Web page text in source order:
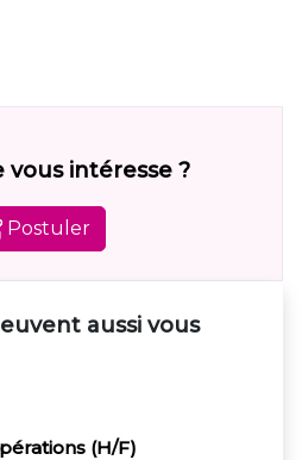
intéresse ?
Postuler
aussi vous
(H/F)